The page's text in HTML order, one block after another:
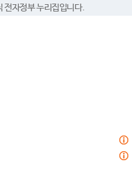
전자정부 누리집입니다.